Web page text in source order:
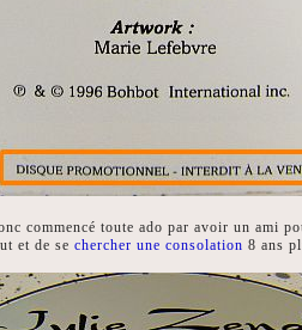
commencé toute ado par avoir un ami
et de se chercher une consolation 8 ans